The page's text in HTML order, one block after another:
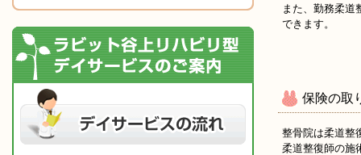
また、勤務柔道
できます。
保険の取
整骨院は柔道整
柔道整復師の施